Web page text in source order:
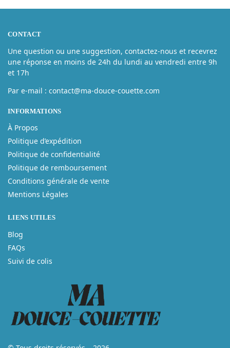
CONTACT
Une question ou une suggestion, contactez-nous et recevrez
une réponse en moins de 24h du lundi au vendredi entre 9h
et 17h
Par e-mail : contact@ma-douce-couette.com
INFORMATIONS
À Propos
Politique d’expédition
Politique de confidentialité
Politique de remboursement
Conditions générale de vente
Mentions Légales
LIENS UTILES
Blog
FAQs
Suivi de colis